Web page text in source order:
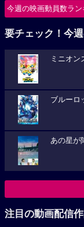
今週の映画動員数ラン
要チェック！今
ミニオン
ブルーロ
あの星が
注目の動画配信